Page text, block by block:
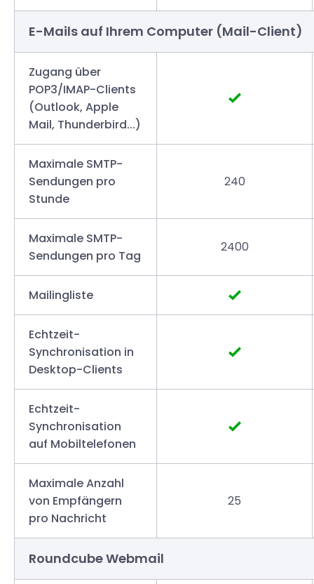
E-Mails auf Ihrem Computer (Mail-Client)
Zugang über
POP3/IMAP-Clients
(Outlook, Apple
Mail, Thunderbird...)
Maximale SMTP-
Sendungen pro
Stunde
240
Maximale SMTP-
Sendungen pro Tag
2400
Mailingliste
Echtzeit-
Synchronisation in
Desktop-Clients
Echtzeit-
Synchronisation
auf Mobiltelefonen
Maximale Anzahl
von Empfängern
pro Nachricht
25
Roundcube Webmail